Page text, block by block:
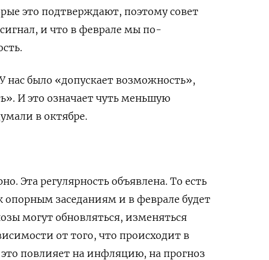
это подтверждают, поэтому совет
и что в феврале мы по-
было «допускает возможность»,
И это означает чуть меньшую
в октябре.
Эта регулярность объявлена. То есть
опорным заседаниям и в феврале будет
могут обновляться, изменяться
от того, что происходит в
повлияет на инфляцию, на прогноз